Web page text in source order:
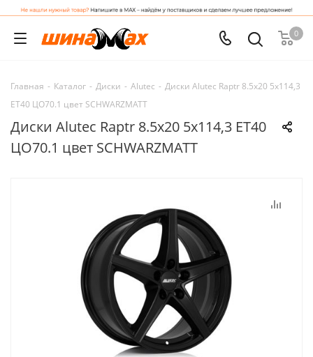
0
Главная - Каталог - Диски - Alutec - Диски Alutec Raptr 8.5x20 5x114,3
ET40 ЦО70.1 цвет SCHWARZMATT
Диски Alutec Raptr 8.5x20 5x114,3 ET40
ЦО70.1 цвет SCHWARZMATT